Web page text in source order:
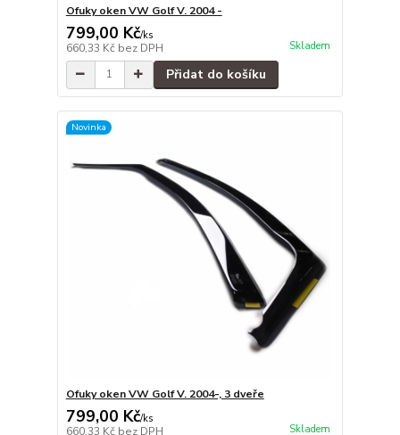
Ofuky oken VW Golf V. 2004 -
799,00 Kč/ks
660,33 Kč bez DPH Skladem
Přidat do košíku
Novinka
Ofuky oken VW Golf V. 2004-, 3 dveře
799,00 Kč/ks
660,33 Kč bez DPH Skladem